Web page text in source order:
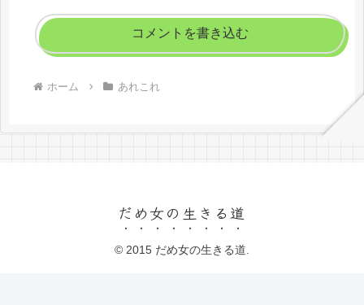
コメントを書き込む
ホーム あれこれ
だめ女の生きる道
© 2015 だめ女の生きる道.